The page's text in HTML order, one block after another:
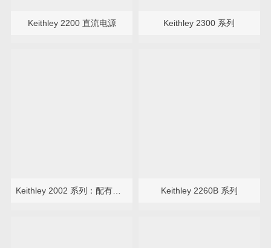
Keithley 2200 直流电源 Keithley 2300 系列
Keithley 2260B 系列